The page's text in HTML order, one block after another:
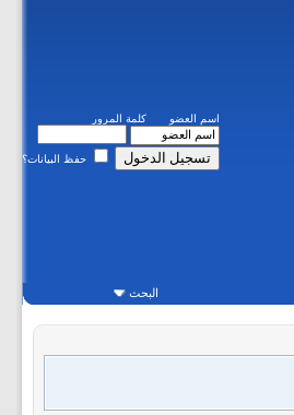
اسم العضو كلمة المرور
حفظ البيانات؟
البحث